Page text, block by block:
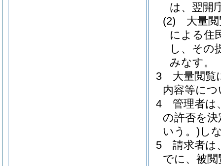
は、翌開
(2)
大量
による住
し、その
みなす。
3
大量閲覧
内容等に
4
管理者は
の許否を
いう。) し
5
請求者は
でに、被